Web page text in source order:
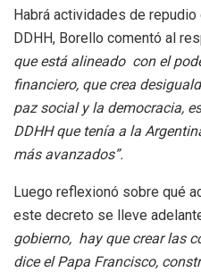
Habrá actividades de
DDHH, Borello comentó al
que está alineado con el
financiero, que crea
paz social y la democracia,
DDHH que tenía a la
más avanzados”.
Luego reflexionó sobre qué
este decreto se lleve
gobierno, hay que crear las
dice el Papa Francisco,